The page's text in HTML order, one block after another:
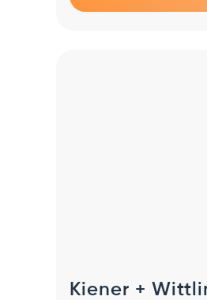
Kiener +